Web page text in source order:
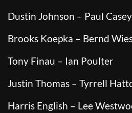
Dustin Johnson – Paul Casey
Brooks Koepka – Bernd
Tony Finau – Ian Poulter
Justin Thomas – Tyrrell
Harris English – Lee